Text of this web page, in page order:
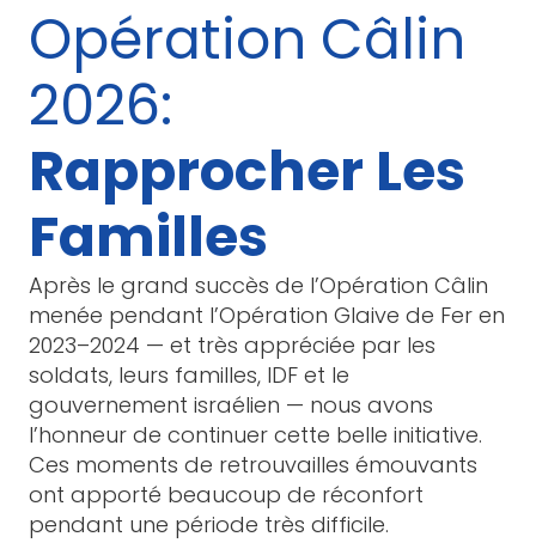
Opération Câlin
2026:
Rapprocher Les
Familles
Après le grand succès de l’Opération Câlin
menée pendant l’Opération Glaive de Fer en
2023–2024 — et très appréciée par les
soldats, leurs familles, IDF et le
gouvernement israélien — nous avons
l’honneur de continuer cette belle initiative.
Ces moments de retrouvailles émouvants
ont apporté beaucoup de réconfort
pendant une période très difficile.